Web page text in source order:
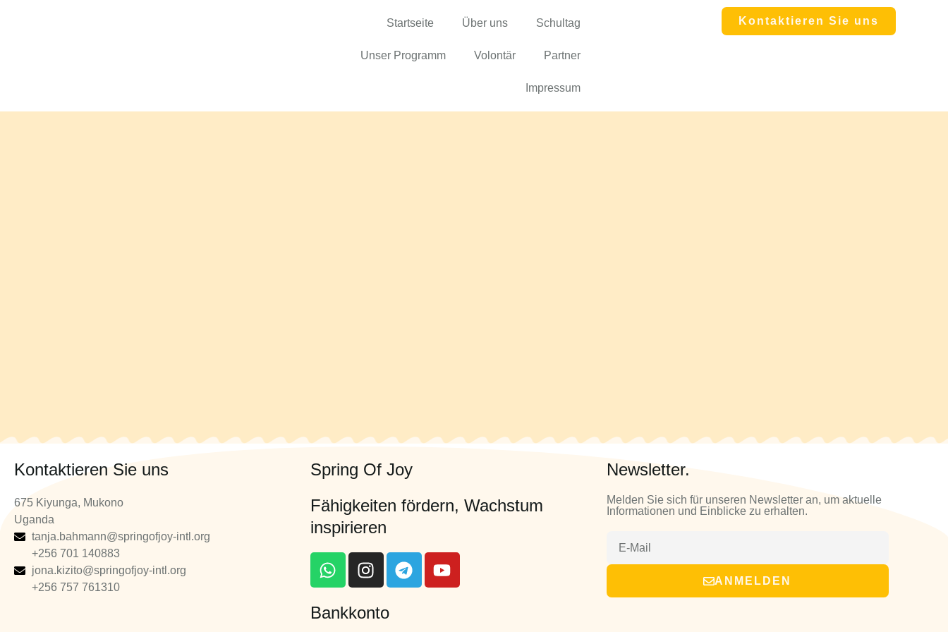
Startseite Über uns Schultag
Unser Programm Volontär Partner
Impressum
Kontaktieren Sie uns
Kontaktieren Sie uns
675 Kiyunga, Mukono
Uganda
tanja.bahmann@springofjoy-intl.org
+256 701 140883
jona.kizito@springofjoy-intl.org
+256 757 761310
Spring Of Joy
Fähigkeiten fördern, Wachstum
inspirieren
Bankkonto
Newsletter.
Melden Sie sich für unseren Newsletter an, um aktuelle
Informationen und Einblicke zu erhalten.
ANMELDEN